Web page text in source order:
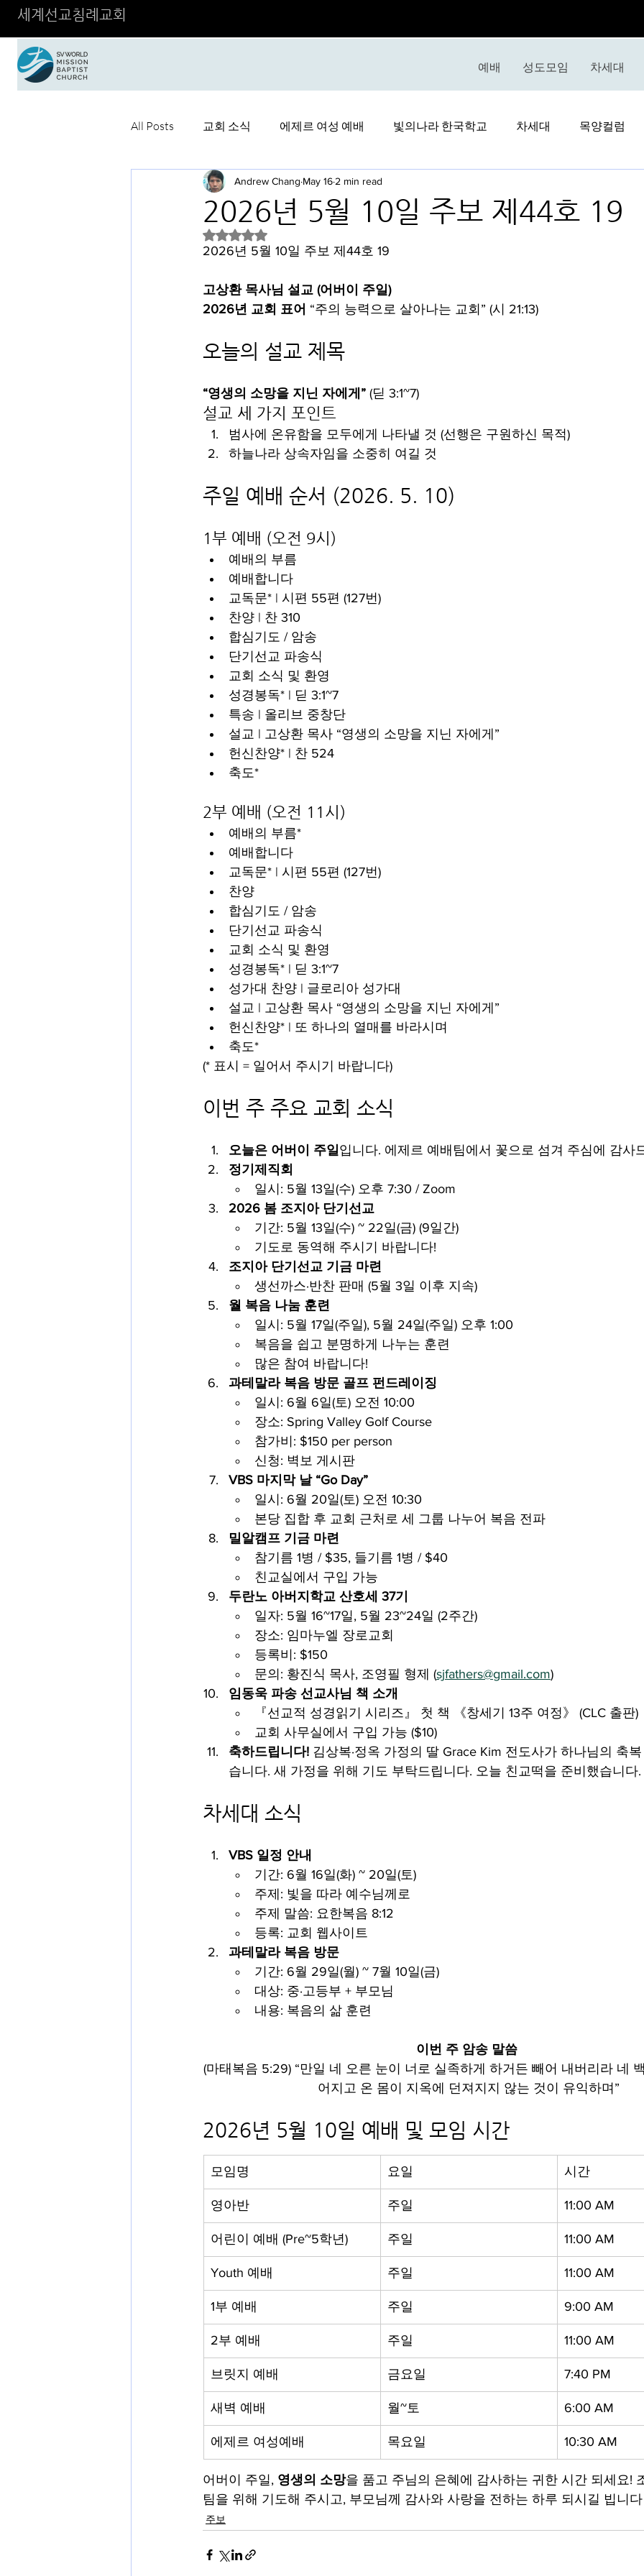
세계선교침례교회
예배 성도모임 차세대
All Posts 교회 소식 에제르 여성 예배 빛의나라 한국학교 차세대 목양컬럼
2026년 5월 10일 주보 제44호 19
Andrew Chang May 16 2 min read
Rated NaN out of 5 stars.
2026년 5월 10일 주보 제44호 19
고상환 목사님 설교 (어버이 주일)
2026년 교회 표어 “주의 능력으로 살아나는 교회” (시 21:13)
오늘의 설교 제목
“영생의 소망을 지닌 자에게” (딛 3:1~7)
설교 세 가지 포인트
범사에 온유함을 모두에게 나타낼 것 (선행은 구원하신 목적)
하늘나라 상속자임을 소중히 여길 것
주일 예배 순서 (2026. 5. 10)
1부 예배 (오전 9시)
예배의 부름
예배합니다
교독문* | 시편 55편 (127번)
찬양 | 찬 310
합심기도 / 암송
단기선교 파송식
교회 소식 및 환영
성경봉독* | 딛 3:1~7
특송 | 올리브 중창단
설교 | 고상환 목사 “영생의 소망을 지닌 자에게”
헌신찬양* | 찬 524
축도*
2부 예배 (오전 11시)
예배의 부름*
예배합니다
교독문* | 시편 55편 (127번)
찬양
합심기도 / 암송
단기선교 파송식
교회 소식 및 환영
성경봉독* | 딛 3:1~7
성가대 찬양 | 글로리아 성가대
설교 | 고상환 목사 “영생의 소망을 지닌 자에게”
헌신찬양* | 또 하나의 열매를 바라시며
축도*
(* 표시 = 일어서 주시기 바랍니다)
이번 주 주요 교회 소식
오늘은 어버이 주일입니다. 에제르 예배팀에서 꽃으로 섬겨 주심에 감사
정기제직회
일시: 5월 13일(수) 오후 7:30 / Zoom
2026 봄 조지아 단기선교
기간: 5월 13일(수) ~ 22일(금) (9일간)
기도로 동역해 주시기 바랍니다!
조지아 단기선교 기금 마련
생선까스·반찬 판매 (5월 3일 이후 지속)
월 복음 나눔 훈련
일시: 5월 17일(주일), 5월 24일(주일) 오후 1:00
복음을 쉽고 분명하게 나누는 훈련
많은 참여 바랍니다!
과테말라 복음 방문 골프 펀드레이징
일시: 6월 6일(토) 오전 10:00
장소: Spring Valley Golf Course
참가비: $150 per person
신청: 벽보 게시판
VBS 마지막 날 “Go Day”
일시: 6월 20일(토) 오전 10:30
본당 집합 후 교회 근처로 세 그룹 나누어 복음 전파
밀알캠프 기금 마련
참기름 1병 / $35, 들기름 1병 / $40
친교실에서 구입 가능
두란노 아버지학교 산호세 37기
일자: 5월 16~17일, 5월 23~24일 (2주간)
장소: 임마누엘 장로교회
등록비: $150
문의: 황진식 목사, 조영필 형제 (sjfathers@gmail.com)
임동욱 파송 선교사님 책 소개
『선교적 성경읽기 시리즈』 첫 책 《창세기 13주 여정》 (CLC 출판)
교회 사무실에서 구입 가능 ($10)
축하드립니다! 김상복·정옥 가정의 딸 Grace Kim 전도사가 하나님의 축
습니다. 새 가정을 위해 기도 부탁드립니다. 오늘 친교떡을 준비했습니다.
차세대 소식
VBS 일정 안내
기간: 6월 16일(화) ~ 20일(토)
주제: 빛을 따라 예수님께로
주제 말씀: 요한복음 8:12
등록: 교회 웹사이트
과테말라 복음 방문
기간: 6월 29일(월) ~ 7월 10일(금)
대상: 중·고등부 + 부모님
내용: 복음의 삶 훈련
이번 주 암송 말씀
(마태복음 5:29) “만일 네 오른 눈이 너로 실족하게 하거든 빼어 내버리라 네
어지고 온 몸이 지옥에 던져지지 않는 것이 유익하며”
2026년 5월 10일 예배 및 모임 시간
모임명 요일 시간
영아반 주일 11:00 AM
어린이 예배 (Pre~5학년) 주일 11:00 AM
Youth 예배 주일 11:00 AM
1부 예배 주일 9:00 AM
2부 예배 주일 11:00 AM
브릿지 예배 금요일 7:40 PM
새벽 예배 월~토 6:00 AM
에제르 여성예배 목요일 10:30 AM
어버이 주일, 영생의 소망을 품고 주님의 은혜에 감사하는 귀한 시간 되세요!
팀을 위해 기도해 주시고, 부모님께 감사와 사랑을 전하는 하루 되시길 빕니
주보